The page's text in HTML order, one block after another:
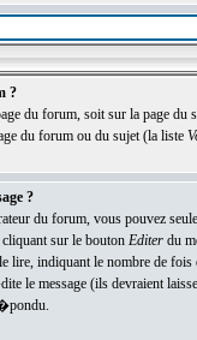
?
du forum, soit sur la page du
du forum ou du sujet (la liste
?
du forum, vous pouvez
sur le bouton Editerdu
le lire, indiquant le nombre
le message (ils devraient